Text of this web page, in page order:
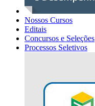
Nossos Cursos
Editais
Concursos e Seleções
Processos Seletivos